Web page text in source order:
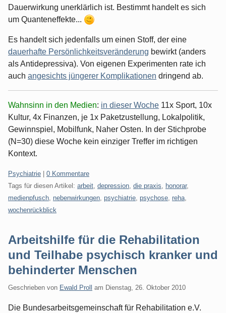
Dauerwirkung unerklärlich ist. Bestimmt handelt es sich
um Quanteneffekte...
Es handelt sich jedenfalls um einen Stoff, der eine
dauerhafte Persönlichkeitsveränderung bewirkt (anders
als Antidepressiva). Von eigenen Experimenten rate ich
auch angesichts jüngerer Komplikationen dringend ab.
Wahnsinn in den Medien: in dieser Woche 11x Sport, 10x
Kultur, 4x Finanzen, je 1x Paketzustellung, Lokalpolitik,
Gewinnspiel, Mobilfunk, Naher Osten. In der Stichprobe
(N=30) diese Woche kein einziger Treffer im richtigen
Kontext.
Kategorien:
Psychiatrie
0 Kommentare
Tags für diesen Artikel: arbeit, depression, die praxis, honorar,
medienpfusch, nebenwirkungen, psychiatrie, psychose, reha,
wochenrückblick
Arbeitshilfe für die Rehabilitation
und Teilhabe psychisch kranker und
behinderter Menschen
Geschrieben von Ewald Proll am Dienstag, 26. Oktober 2010
Die Bundesarbeitsgemeinschaft für Rehabilitation e.V.